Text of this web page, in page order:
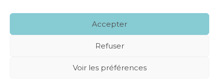
Accepter
Refuser
Voir les préférences
Footer
NOS SERVICES
NOS SPÉCIALITÉS
RECRUTEMENT CONTACT
MENTIONS LÉGALES PLAN DU SITE